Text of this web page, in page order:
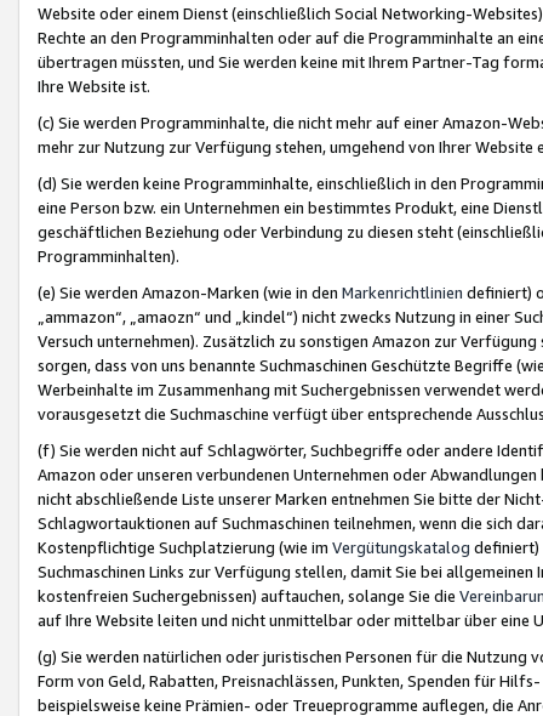
Website oder einem Dienst (einschließlich Social Networking-
Rechte an den Programminhalten oder auf die Programminhalte an
übertragen müssten, und Sie werden keine mit Ihrem Partner-Tag
Ihre Website ist.
(c) Sie werden Programminhalte, die nicht mehr auf einer Amazon-
mehr zur Nutzung zur Verfügung stehen, umgehend von Ihrer
(d) Sie werden keine Programminhalte, einschließlich in den
eine Person bzw. ein Unternehmen ein bestimmtes Produkt, eine
geschäftlichen Beziehung oder Verbindung zu diesen steht
Programminhalten).
(e) Sie werden Amazon-Marken (wie in den Markenrichtlinien definiert)
„ammazon“, „amaozn“ und „kindel“) nicht zwecks Nutzung in einer
Versuch unternehmen). Zusätzlich zu sonstigen Amazon zur
sorgen, dass von uns benannte Suchmaschinen Geschützte Begriffe
Werbeinhalte im Zusammenhang mit Suchergebnissen verwendet
vorausgesetzt die Suchmaschine verfügt über entsprechende
(f) Sie werden nicht auf Schlagwörter, Suchbegriffe oder andere
Amazon oder unseren verbundenen Unternehmen oder
nicht abschließende Liste unserer Marken entnehmen Sie bitte der
Schlagwortauktionen auf Suchmaschinen teilnehmen, wenn die sich
Kostenpflichtige Suchplatzierung (wie im Vergütungskatalog definiert)
Suchmaschinen Links zur Verfügung stellen, damit Sie bei
kostenfreien Suchergebnissen) auftauchen, solange Sie die
auf Ihre Website leiten und nicht unmittelbar oder mittelbar über eine
(g) Sie werden natürlichen oder juristischen Personen für die Nutzung
Form von Geld, Rabatten, Preisnachlässen, Punkten, Spenden für
beispielsweise keine Prämien- oder Treueprogramme auflegen, die